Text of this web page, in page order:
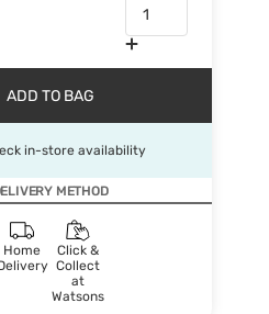
ADD TO BAG
in-store availability
METHOD
Home
Click &
Collect
at
Watsons